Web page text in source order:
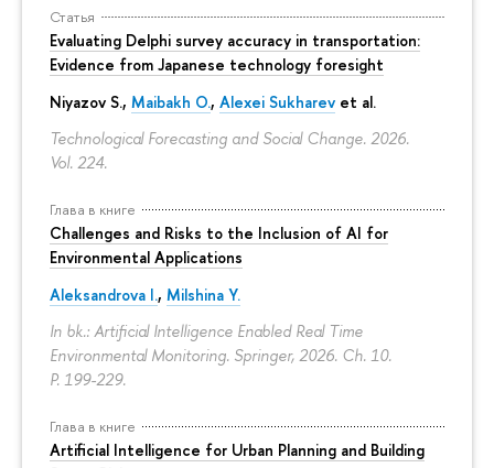
Статья
Evaluating Delphi survey accuracy in transportation:
Evidence from Japanese technology foresight
Niyazov S., Maibakh O., Alexei Sukharev et al.
Technological Forecasting and Social Change. 2026.
Vol. 224.
Глава в книге
Challenges and Risks to the Inclusion of AI for
Environmental Applications
Aleksandrova I., Milshina Y.
In bk.: Artificial Intelligence Enabled Real Time
Environmental Monitoring. Springer, 2026. Ch. 10.
P. 199-229.
Глава в книге
Artificial Intelligence for Urban Planning and Building